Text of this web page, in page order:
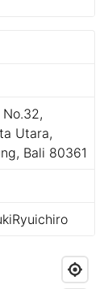
Utara,
Bali 80361